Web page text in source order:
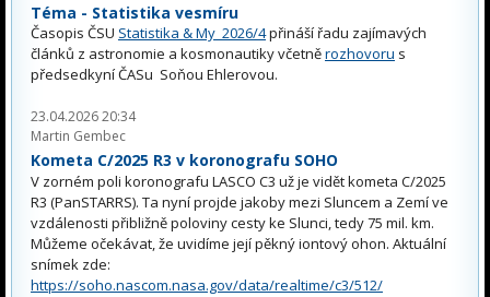
Téma - Statistika vesmíru
Časopis ČSU Statistika & My 2026/4přináší řadu zajímavých
článků z astronomie a kosmonautiky včetněrozhovoru s
předsedkyní ČASu Soňou Ehlerovou.
23.04.2026 20:34
Martin Gembec
Kometa C/2025 R3 v koronografu SOHO
V zorném poli koronografu LASCO C3 už je vidět kometa C/2025
R3 (PanSTARRS). Ta nyní projde jakoby mezi Sluncem a Zemí ve
vzdálenosti přibližně poloviny cesty ke Slunci, tedy 75 mil. km.
Můžeme očekávat, že uvidíme její pěkný iontový ohon. Aktuální
snímek zde:
https://soho.nascom.nasa.gov/data/realtime/c3/512/